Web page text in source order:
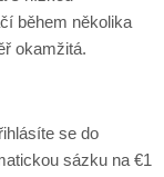
během několika
okamžitá.
se do
sázku na €1